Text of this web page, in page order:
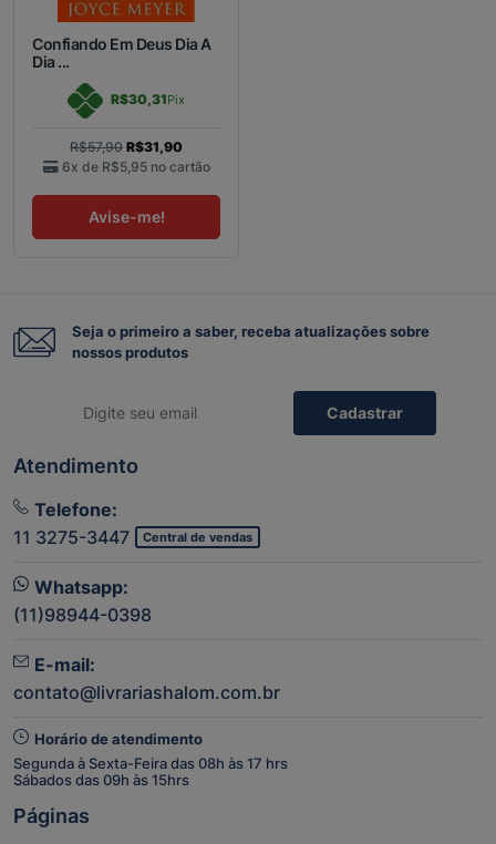
Confiando Em Deus Dia A
Dia ...
R$30,31Pix
R$57,90 R$31,90
6x de R$5,95 no cartão
Avise-me!
Seja o primeiro a saber, receba atualizações sobre
nossos produtos
Cadastrar
Atendimento
Telefone:
11 3275-3447
Central de vendas
Whatsapp:
(11)98944-0398
E-mail:
contato@livrariashalom.com.br
Horário de atendimento
Segunda à Sexta-Feira das 08h às 17 hrs
Sábados das 09h às 15hrs
Páginas